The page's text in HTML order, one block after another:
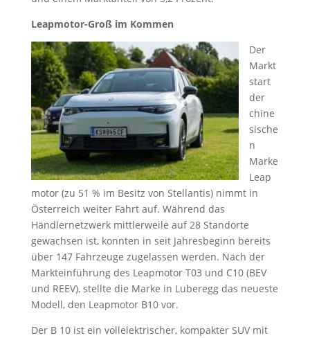
Leapmotor-Groß im Kommen
Der
Markt
start
der
chine
sische
n
Marke
Leap
motor (zu 51 % im Besitz von Stellantis) nimmt in
Österreich weiter Fahrt auf. Während das
Händlernetzwerk mittlerweile auf 28 Standorte
gewachsen ist, konnten in seit Jahresbeginn bereits
über 147 Fahrzeuge zugelassen werden. Nach der
Markteinführung des Leapmotor T03 und C10 (BEV
und REEV), stellte die Marke in Luberegg das neueste
Modell, den Leapmotor B10 vor.
Der B 10 ist ein vollelektrischer, kompakter SUV mit